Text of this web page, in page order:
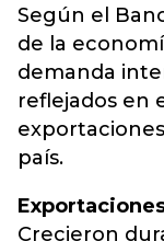
Según el
de la
demanda
reflejados en
país.
Crecieron